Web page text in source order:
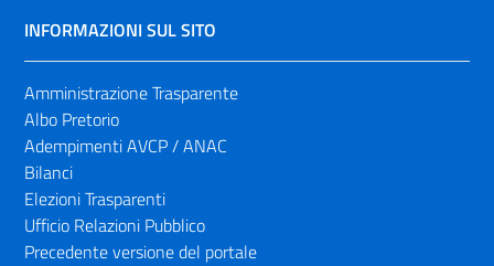
INFORMAZIONI SUL SITO
Amministrazione Trasparente
Albo Pretorio
Adempimenti AVCP / ANAC
Bilanci
Elezioni Trasparenti
Ufficio Relazioni Pubblico
Precedente versione del portale